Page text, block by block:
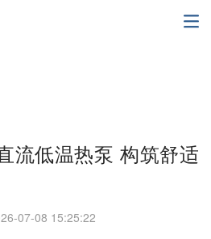
流低温热泵 构筑舒适
07-08 15:25:22